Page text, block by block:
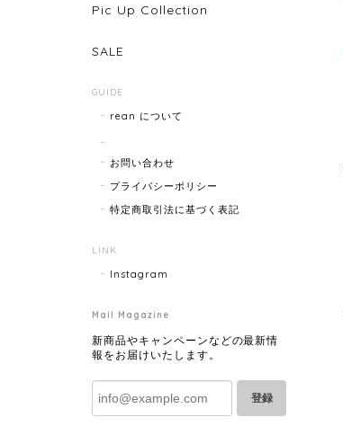
Pic Up Collection
SALE
GUIDE
rean について
お問い合わせ
プライバシーポリシー
特定商取引法に基づく表記
LINK
Instagram
Mail Magazine
新商品やキャンペーンなどの最新情
報をお届けいたします。
登録